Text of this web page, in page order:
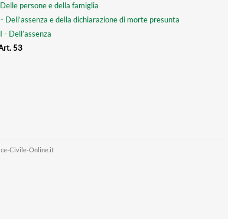
persone e della famiglia
Dell’assenza e della dichiarazione di morte presunta
- Dell’assenza
53
Civile-Online.it